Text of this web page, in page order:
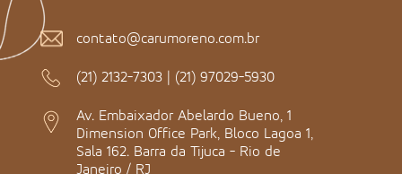
contato@carumoreno.com.br
(21) 2132-7303 | (21) 97029-5930
Av. Embaixador Abelardo Bueno, 1
Dimension Office Park, Bloco Lagoa 1,
Sala 162. Barra da Tijuca - Rio de
Janeiro / RJ